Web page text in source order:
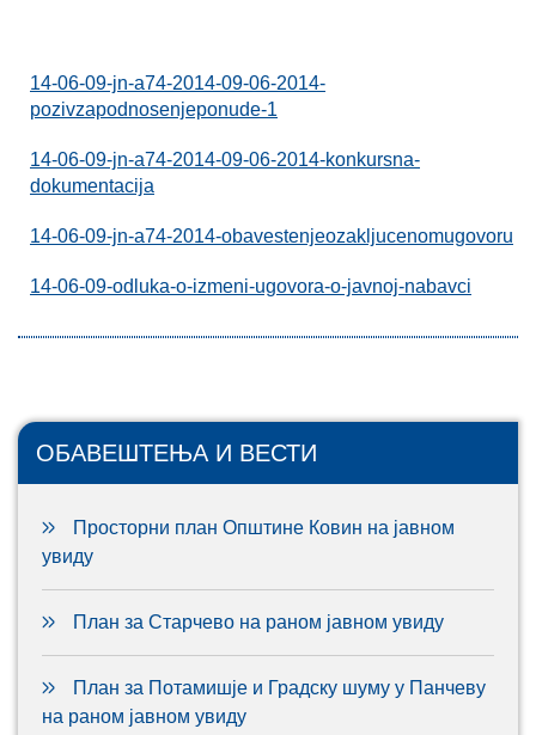
14-06-09-jn-a74-2014-09-06-2014-
pozivzapodnosenjeponude-1
14-06-09-jn-a74-2014-09-06-2014-konkursna-
dokumentacija
14-06-09-jn-a74-2014-obavestenjeozakljucenomugovoru
14-06-09-odluka-o-izmeni-ugovora-o-javnoj-nabavci
ОБАВЕШТЕЊА И ВЕСТИ
Просторни план Општине Ковин на јавном
увиду
План за Старчево на раном јавном увиду
План за Потамишје и Градску шуму у Панчеву
на раном јавном увиду